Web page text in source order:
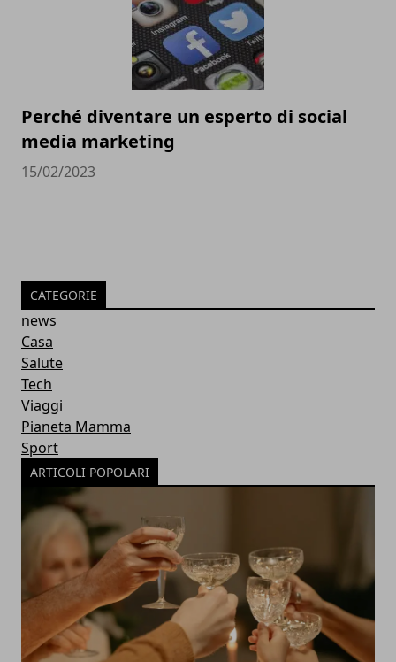
Perché diventare un esperto di social
media marketing
15/02/2023
CATEGORIE
news
Casa
Salute
Tech
Viaggi
Pianeta Mamma
Sport
ARTICOLI POPOLARI